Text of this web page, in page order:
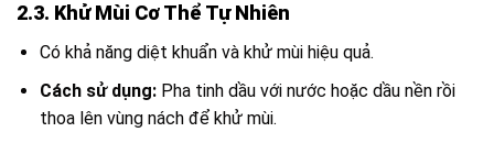
2.3. Khử Mùi Cơ Thể Tự Nhiên
Có khả năng diệt khuẩn và khử mùi hiệu quả.
Cách sử dụng:Pha tinh dầu với nước hoặc dầu nền rồi
thoa lên vùng nách để khử mùi.